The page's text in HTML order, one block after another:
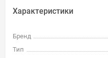
Характеристики
Бренд
Тип